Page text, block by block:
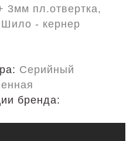
3мм пл.отвертка,
- кернер
Серийный
бренда: